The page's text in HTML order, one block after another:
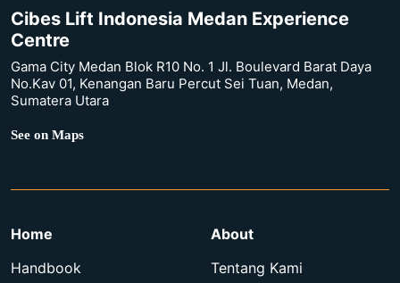
Cibes Lift Indonesia Medan Experience
Centre
Gama City Medan Blok R10 No. 1 Jl. Boulevard Barat Daya
No.Kav 01, Kenangan Baru Percut Sei Tuan, Medan,
Sumatera Utara
See on Maps
Home
Handbook
About
Tentang Kami